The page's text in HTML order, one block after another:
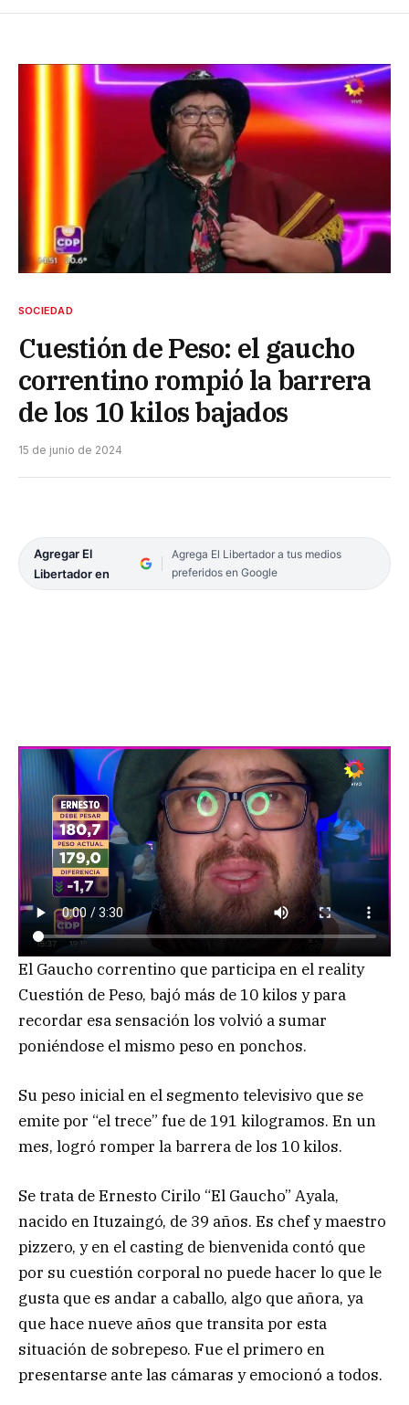
SOCIEDAD
Cuestión de Peso: el gaucho
correntino rompió la barrera
de los 10 kilos bajados
15 de junio de 2024
Agregar El
Libertador en
Agrega El Libertador a tus medios
preferidos en Google
El Gaucho correntino que participa en el reality
Cuestión de Peso, bajó más de 10 kilos y para
recordar esa sensación los volvió a sumar
poniéndose el mismo peso en ponchos.
Su peso inicial en el segmento televisivo que se
emite por “el trece” fue de 191 kilogramos. En un
mes, logró romper la barrera de los 10 kilos.
Se trata de Ernesto Cirilo “El Gaucho” Ayala,
nacido en Ituzaingó, de 39 años. Es chef y maestro
pizzero, y en el casting de bienvenida contó que
por su cuestión corporal no puede hacer lo que le
gusta que es andar a caballo, algo que añora, ya
que hace nueve años que transita por esta
situación de sobrepeso. Fue el primero en
presentarse ante las cámaras y emocionó a todos.